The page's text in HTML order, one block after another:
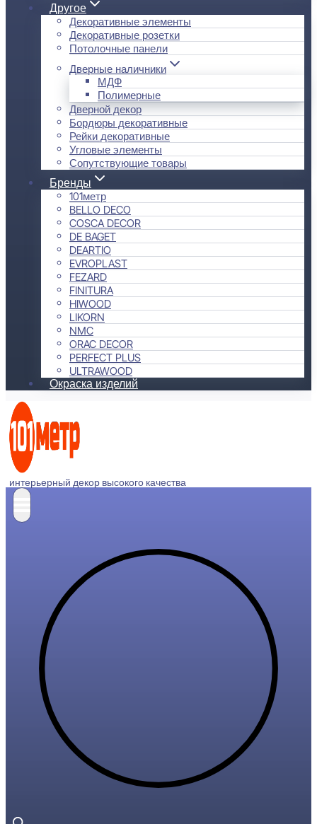
Другое
Декоративные элементы
Декоративные розетки
Потолочные панели
Дверные наличники
МДФ
Полимерные
Дверной декор
Бордюры декоративные
Рейки декоративные
Угловые элементы
Сопутствующие товары
Бренды
101метр
BELLO DECO
COSCA DECOR
DE BAGET
DEARTIO
EVROPLAST
FEZARD
FINITURA
HIWOOD
LIKORN
NMC
ORAC DECOR
PERFECT PLUS
ULTRAWOOD
Окраска изделий
интерьерный декор высокого качества